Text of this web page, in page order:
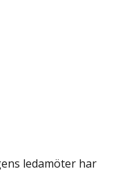
ledamöter har